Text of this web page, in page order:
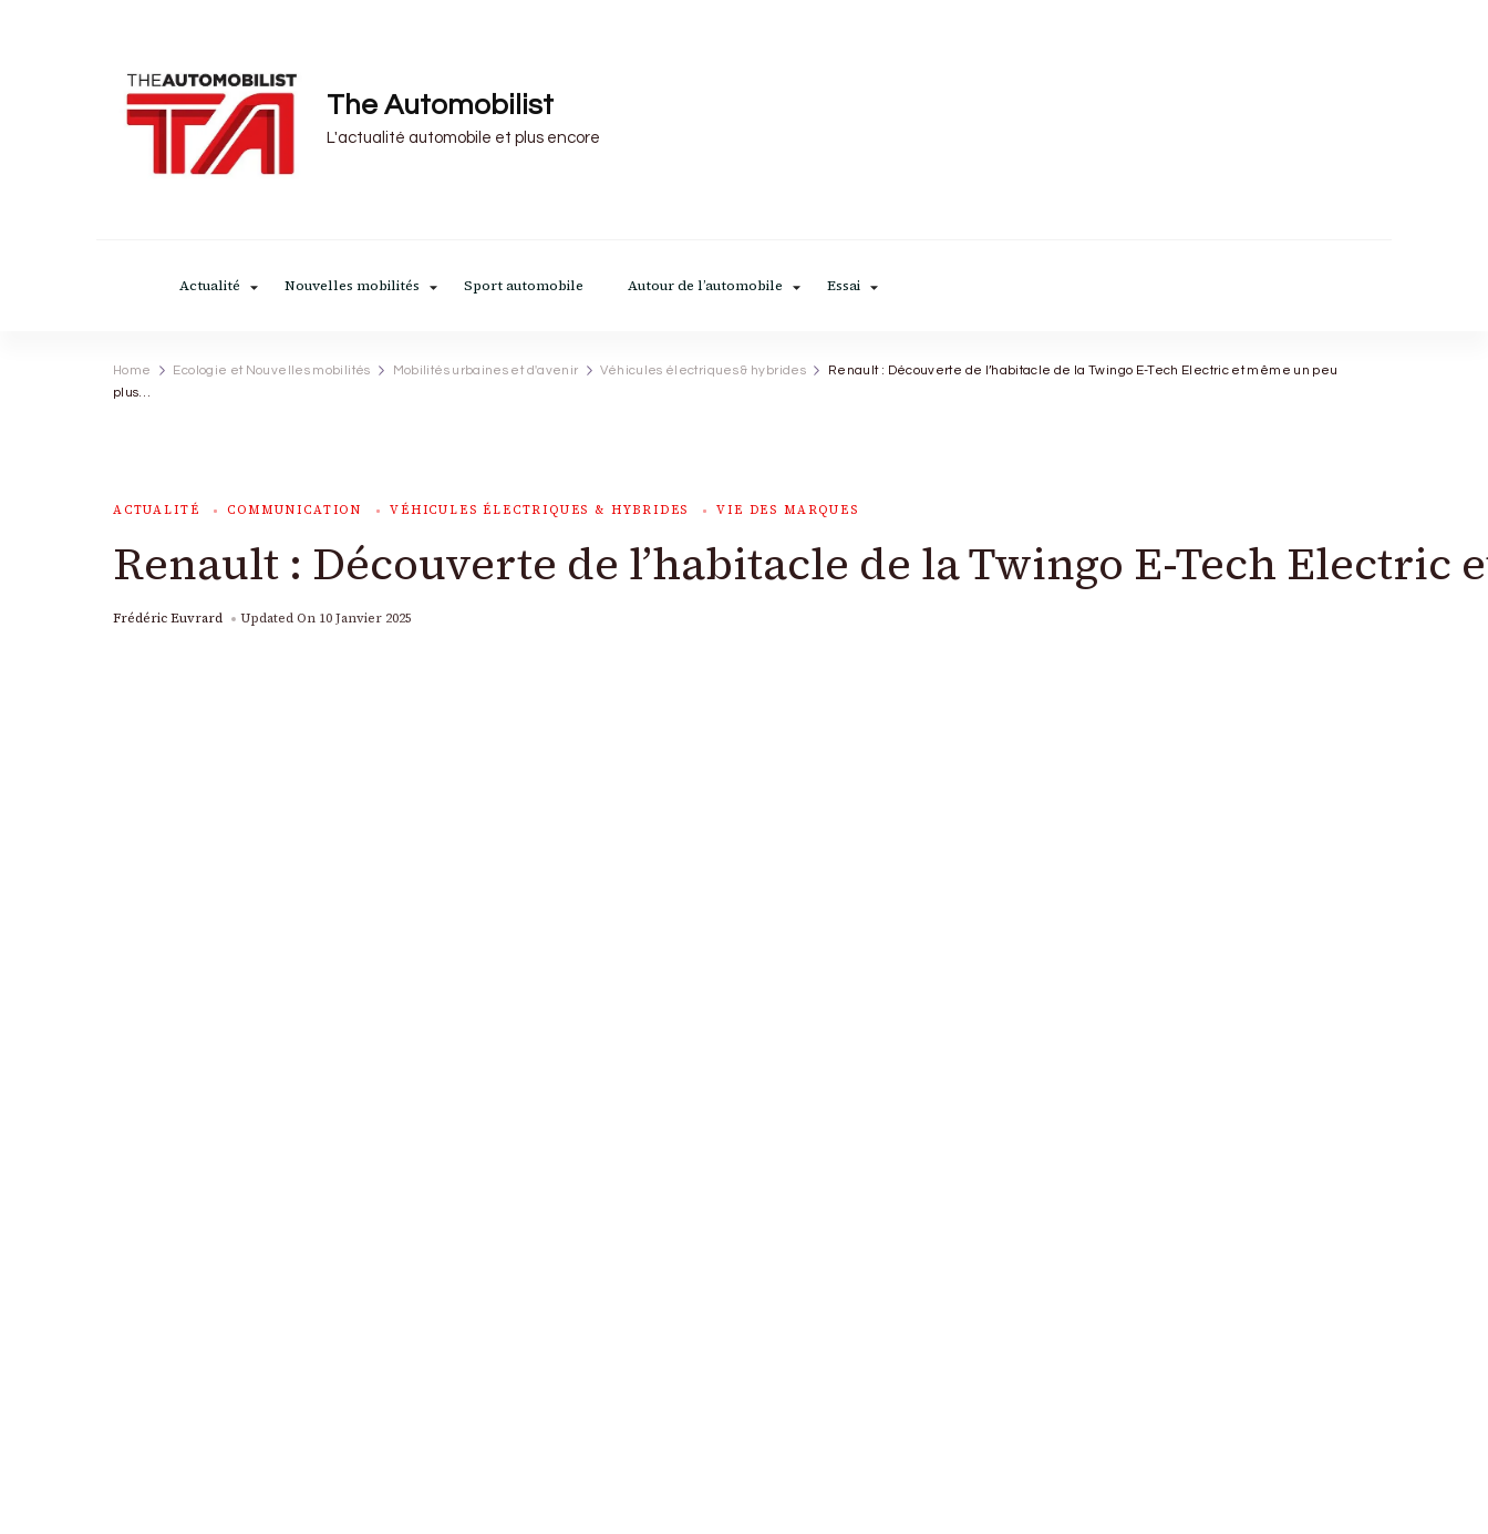
The Automobilist
L'actualité automobile et plus encore
Actualité Nouvelles mobilités Sport automobile Autour de l’automobile Essai
Home Ecologie et Nouvelles mobilités Mobilités urbaines et d'avenir Véhicules électriques & hybrides
Renault : Découverte de l’habitacle de la Twingo E-Tech Electric et même un peu
plus…
ACTUALITÉ COMMUNICATION VÉHICULES ÉLECTRIQUES & HYBRIDES VIE DES MARQUES
Renault : Découverte de l’habitacle de la Twingo E-Tech Electric
Frédéric Euvrard Updated On 10 Janvier 2025